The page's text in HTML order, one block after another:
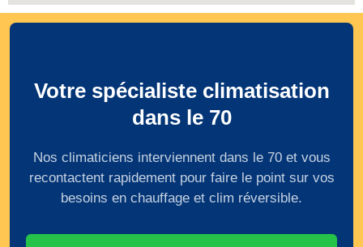
Votre spécialiste climatisation
dans le 70
Nos climaticiens interviennent dans le 70 et vous
recontactent rapidement pour faire le point sur vos
besoins en chauffage et clim réversible.